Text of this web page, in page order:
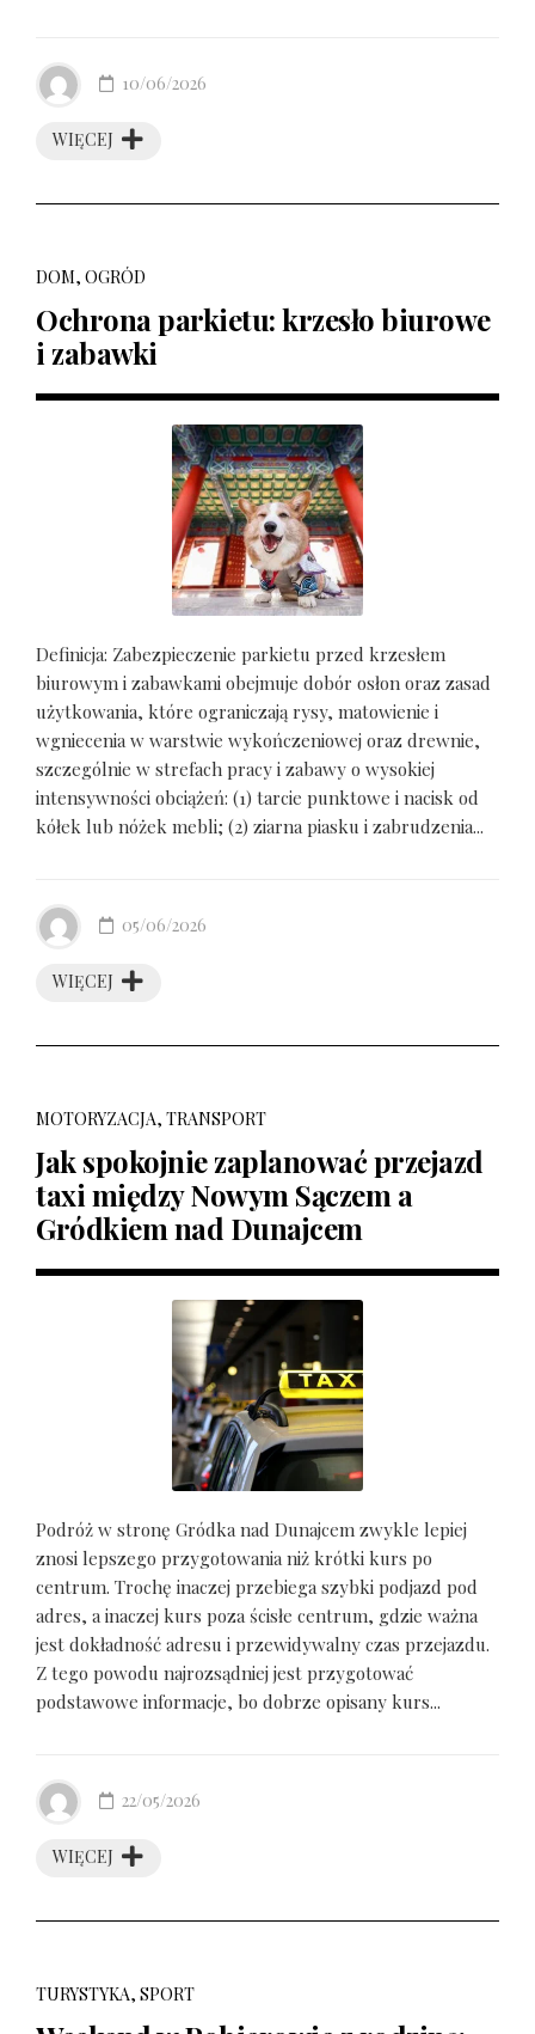
WIĘCEJ
10/06/2026
DOM, OGRÓD
Ochrona parkietu: krzesło biurowe
i zabawki
Definicja: Zabezpieczenie parkietu przed krzesłem
biurowym i zabawkami obejmuje dobór osłon oraz zasad
użytkowania, które ograniczają rysy, matowienie i
wgniecenia w warstwie wykończeniowej oraz drewnie,
szczególnie w strefach pracy i zabawy o wysokiej
intensywności obciążeń: (1) tarcie punktowe i nacisk od
kółek lub nóżek mebli; (2) ziarna piasku i zabrudzenia...
WIĘCEJ
05/06/2026
MOTORYZACJA, TRANSPORT
Jak spokojnie zaplanować przejazd
taxi między Nowym Sączem a
Gródkiem nad Dunajcem
Podróż w stronę Gródka nad Dunajcem zwykle lepiej
znosi lepszego przygotowania niż krótki kurs po
centrum. Trochę inaczej przebiega szybki podjazd pod
adres, a inaczej kurs poza ścisłe centrum, gdzie ważna
jest dokładność adresu i przewidywalny czas przejazdu.
Z tego powodu najrozsądniej jest przygotować
podstawowe informacje, bo dobrze opisany kurs...
WIĘCEJ
22/05/2026
TURYSTYKA, SPORT